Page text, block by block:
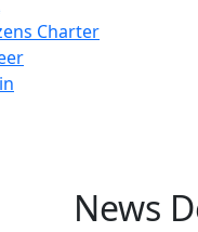
Charter
News